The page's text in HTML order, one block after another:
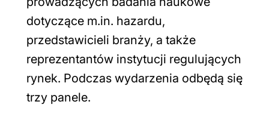
dotyczące m.in. hazardu,
przedstawicieli branży, a także
reprezentantów instytucji regulujących
rynek. Podczas wydarzenia odbędą się
trzy panele.